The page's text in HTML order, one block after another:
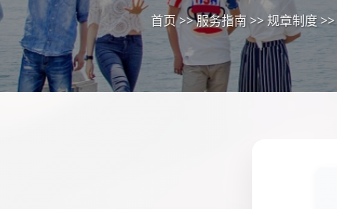
首页>>服务指南 >>规章制度>>